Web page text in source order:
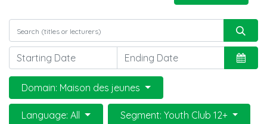
Domain: Maison des jeunes
Language: All Segment: Youth Club 12+